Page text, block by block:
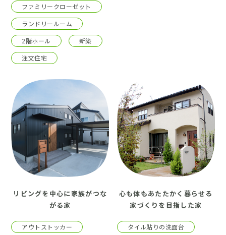
ファミリークローゼット
ランドリールーム
2階ホール
新築
注文住宅
リビングを中心に家族がつな
がる家
アウトストッカー
心も体もあたたかく暮らせる
家づくりを目指した家
タイル貼りの洗面台